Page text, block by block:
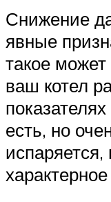
Снижение
явные
такое
ваш котел
есть, но
испаряется,